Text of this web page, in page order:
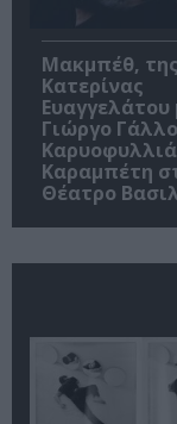
Μακμπέθ, της
Κατερίνας
Ευαγγελάτου
Γιώργο
Καρυοφυλλιά
Καραμπέτη
Θέατρο